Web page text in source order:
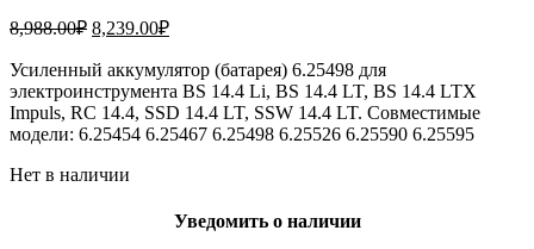
8,988.00₽ Первоначальная
составляла
8,988.00₽.
8,239.00₽Текущая
8,239.00₽.
Усиленный аккумулятор (батарея) 6.25498 для
электроинструмента BS 14.4 Li, BS 14.4 LT, BS 14.4 LTX
Impuls, RC 14.4, SSD 14.4 LT, SSW 14.4 LT. Совместимые
модели: 6.25454 6.25467 6.25498 6.25526 6.25590 6.25595
Нет в наличии
Уведомить о наличии